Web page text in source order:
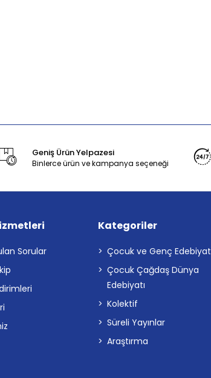
Geniş Ürün Yelpazesi
Binlerce ürün ve kampanya seçeneği
Sorular
Kategoriler
Çocuk ve Genç Edebiyat
Çocuk Çağdaş Dünya
Edebiyatı
Kolektif
Süreli Yayınlar
Araştırma